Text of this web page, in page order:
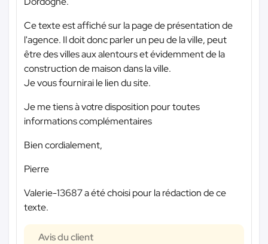
Ce texte est affiché sur la page de présentation de
l'agence. Il doit donc parler un peu de la ville, peut
être des villes aux alentours et évidemment de la
construction de maison dans la ville.
Je vous fournirai le lien du site.
Je me tiens à votre disposition pour toutes
informations complémentaires
Bien cordialement,
Pierre
Valerie-13687 a été choisi pour la rédaction de ce
texte.
Avis du client